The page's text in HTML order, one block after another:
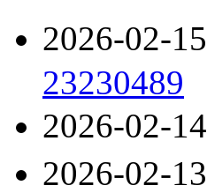
2026-02-15
23230489
2026-02-14
2026-02-13